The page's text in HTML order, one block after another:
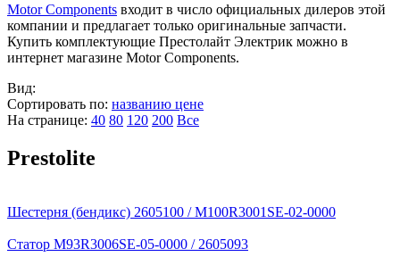
Motor Components входит в число официальных дилеров этой
компании и предлагает только оригинальные запчасти.
Купить комплектующие Престолайт Электрик можно в
интернет магазине Motor Components.
Вид:
Сортировать по: названию цене
На странице: 40 80 120 200 Все
Prestolite
Шестерня (бендикс) 2605100 / M100R3001SE-02-0000
Статор M93R3006SE-05-0000 / 2605093